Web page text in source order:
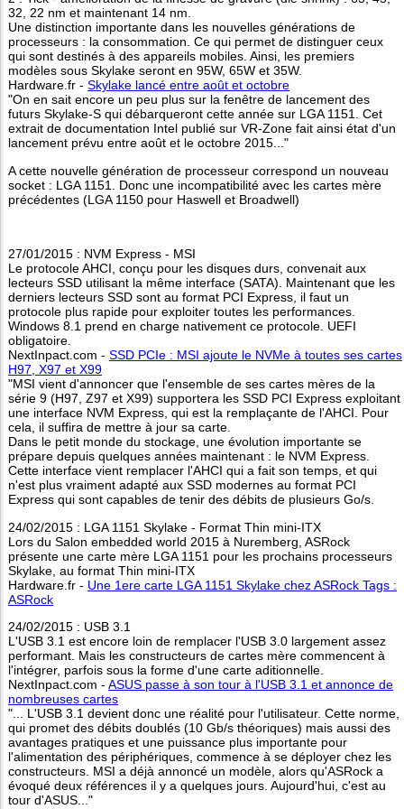
32, 22 nm et maintenant 14 nm.
Une distinction importante dans les nouvelles générations de
processeurs : la consommation. Ce qui permet de distinguer ceux
qui sont destinés à des appareils mobiles. Ainsi, les premiers
modèles sous Skylake seront en 95W, 65W et 35W.
Hardware.fr - Skylake lancé entre août et octobre
"On en sait encore un peu plus sur la fenêtre de lancement des
futurs Skylake-S qui débarqueront cette année sur LGA 1151. Cet
extrait de documentation Intel publié sur VR-Zone fait ainsi état d'un
lancement prévu entre août et le octobre 2015..."
A cette nouvelle génération de processeur correspond un nouveau
socket : LGA 1151. Donc une incompatibilité avec les cartes mère
précédentes (LGA 1150 pour Haswell et Broadwell)
27/01/2015 : NVM Express - MSI
Le protocole AHCI, conçu pour les disques durs, convenait aux
lecteurs SSD utilisant la même interface (SATA). Maintenant que les
derniers lecteurs SSD sont au format PCI Express, il faut un
protocole plus rapide pour exploiter toutes les performances.
Windows 8.1 prend en charge nativement ce protocole. UEFI
obligatoire.
NextInpact.com - SSD PCIe : MSI ajoute le NVMe à toutes ses cartes
H97, X97 et X99
"MSI vient d'annoncer que l'ensemble de ses cartes mères de la
série 9 (H97, Z97 et X99) supportera les SSD PCI Express exploitant
une interface NVM Express, qui est la remplaçante de l'AHCI. Pour
cela, il suffira de mettre à jour sa carte.
Dans le petit monde du stockage, une évolution importante se
prépare depuis quelques années maintenant : le NVM Express.
Cette interface vient remplacer l'AHCI qui a fait son temps, et qui
n'est plus vraiment adapté aux SSD modernes au format PCI
Express qui sont capables de tenir des débits de plusieurs Go/s.
24/02/2015 : LGA 1151 Skylake - Format Thin mini-ITX
Lors du Salon embedded world 2015 à Nuremberg, ASRock
présente une carte mère LGA 1151 pour les prochains processeurs
Skylake, au format Thin mini-ITX
Hardware.fr - Une 1ere carte LGA 1151 Skylake chez ASRock Tags :
ASRock
24/02/2015 : USB 3.1
L'USB 3.1 est encore loin de remplacer l'USB 3.0 largement assez
performant. Mais les constructeurs de cartes mère commencent à
l'intégrer, parfois sous la forme d'une carte aditionnelle.
NextInpact.com - ASUS passe à son tour à l'USB 3.1 et annonce de
nombreuses cartes
"... L'USB 3.1 devient donc une réalité pour l'utilisateur. Cette norme,
qui promet des débits doublés (10 Gb/s théoriques) mais aussi des
avantages pratiques et une puissance plus importante pour
l'alimentation des périphériques, commence à se déployer chez les
constructeurs. MSI a déjà annoncé un modèle, alors qu'ASRock a
évoqué deux références il y a quelques jours. Aujourd'hui, c'est au
tour d'ASUS..."